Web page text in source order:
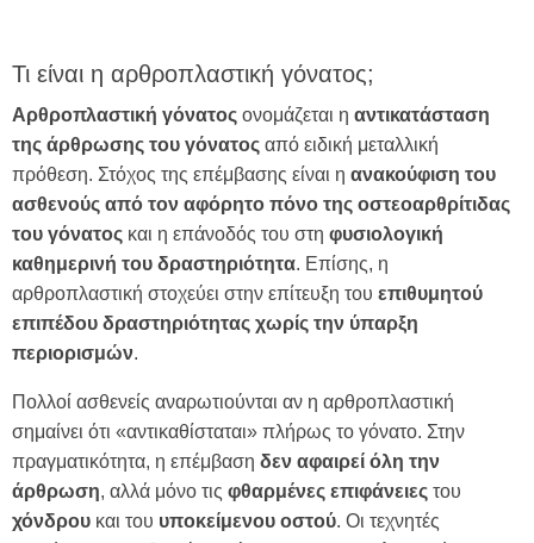
Τι είναι η αρθροπλαστική γόνατος;
Αρθροπλαστική γόνατος ονομάζεται η αντικατάσταση
της άρθρωσης του γόνατος από ειδική μεταλλική
πρόθεση. Στόχος της επέμβασης είναι η ανακούφιση του
ασθενούς από τον αφόρητο πόνο της οστεοαρθρίτιδας
του γόνατος και η επάνοδός του στη φυσιολογική
καθημερινή του δραστηριότητα. Επίσης, η
αρθροπλαστική στοχεύει στην επίτευξη του επιθυμητού
επιπέδου δραστηριότητας χωρίς την ύπαρξη
περιορισμών.
Πολλοί ασθενείς αναρωτιούνται αν η αρθροπλαστική
σημαίνει ότι «αντικαθίσταται» πλήρως το γόνατο. Στην
πραγματικότητα, η επέμβαση δεν αφαιρεί όλη την
άρθρωση, αλλά μόνο τις φθαρμένες επιφάνειες του
χόνδρου και του υποκείμενου οστού. Οι τεχνητές